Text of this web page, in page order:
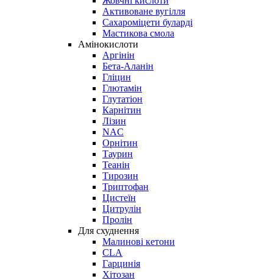
Активоване вугілля
Сахароміцети буларді
Мастикова смола
Амінокислоти
Аргінін
Бета-Аланін
Гліцин
Глютамін
Глутатіон
Карнітин
Лізин
NAC
Орнітин
Таурин
Теанін
Тирозин
Триптофан
Цистеїн
Цитрулін
Пролін
Для схуднення
Малинові кетони
CLA
Гарцинія
Хітозан